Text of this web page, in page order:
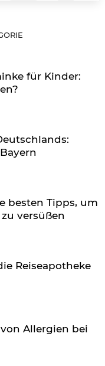
für Kinder:
besten Tipps, um
versüßen
Reiseapotheke
Allergien bei